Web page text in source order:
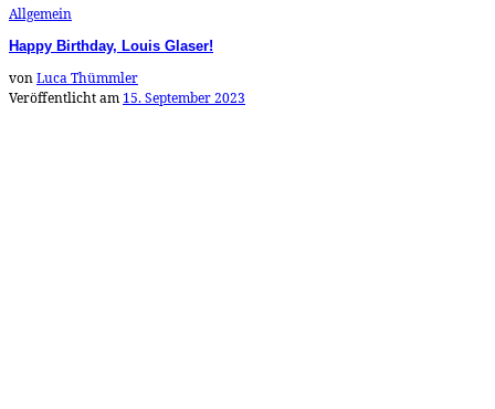
Allgemein
Happy Birthday, Louis Glaser!
vonLuca Thümmler
Veröffentlicht am 15. September 2023